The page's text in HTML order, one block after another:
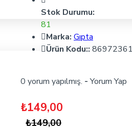
Stok Durumu:
81
Marka: Gıpta
Ürün Kodu::
0 yorum yapılmış. - Yorum Yap
₺149,00
₺149,00